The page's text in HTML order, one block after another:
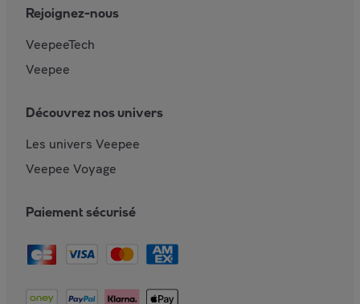
Rejoignez-nous
VeepeeTech
Veepee
Découvrez nos univers
Les univers Veepee
Veepee Voyage
Paiement sécurisé